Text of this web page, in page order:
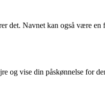
det. Navnet kan også være en
og vise din påskønnelse for